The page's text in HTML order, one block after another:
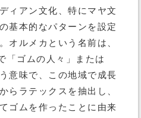
ィアン文化、特にマヤ文
基本的なパターンを設定
オルメカという名前は、
「ゴムの人々」または
意味で、この地域で成長
らラテックスを抽出し、
ゴムを作ったことに由来